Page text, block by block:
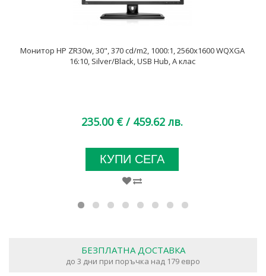
Монитор HP ZR30w, 30", 370 cd/m2, 1000:1, 2560x1600 WQXGA
16:10, Silver/Black, USB Hub, А клас
235.00 € / 459.62 лв.
КУПИ СЕГА
БЕЗПЛАТНА ДОСТАВКА
до 3 дни при поръчка над 179 евро